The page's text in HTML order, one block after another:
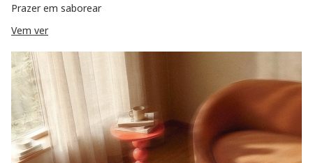
Prazer em saborear
Vem ver